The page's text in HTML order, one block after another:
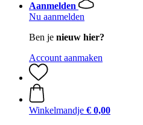
Aanmelden
Nu aanmelden
Ben je nieuw hier?
Account aanmaken
Winkelmandje € 0,00